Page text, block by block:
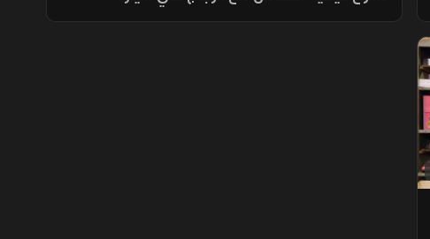
هدسون موديل 1935، حيث يوضحان أن تركيب